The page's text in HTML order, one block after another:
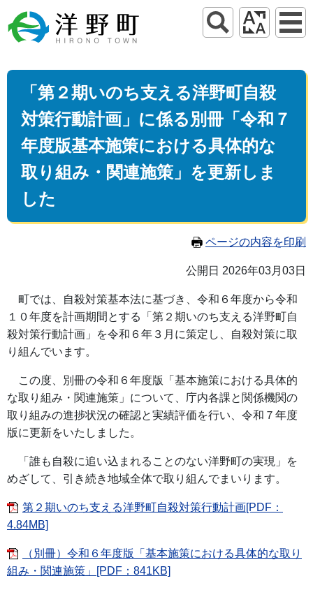
「第２期いのち支える洋野町自殺
対策行動計画」に係る別冊「令和７
年度版基本施策における具体的な
取り組み・関連施策」を更新しま
した
ページの内容を印刷
公開日 2026年03月03日
町では、自殺対策基本法に基づき、令和６年度から令和
１０年度を計画期間とする「第２期いのち支える洋野町自
殺対策行動計画」を令和６年３月に策定し、自殺対策に取
り組んでいます。
この度、別冊の令和６年度版「基本施策における具体的
な取り組み・関連施策」について、庁内各課と関係機関の
取り組みの進捗状況の確認と実績評価を行い、令和７年度
版に更新をいたしました。
「誰も自殺に追い込まれることのない洋野町の実現」を
めざして、引き続き地域全体で取り組んでまいります。
第２期いのち支える洋野町自殺対策行動計画[PDF：
4.84MB]
（別冊）令和６年度版「基本施策における具体的な取り
組み・関連施策」[PDF：841KB]